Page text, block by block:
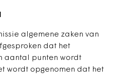
algemene zaken van
dat het
aantal punten wordt
wordt opgenomen dat het